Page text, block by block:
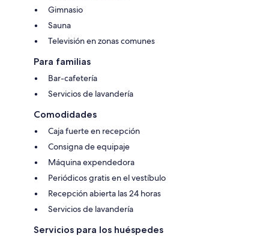
Gimnasio
Sauna
Televisión en zonas comunes
Para familias
Bar-cafetería
Servicios de lavandería
Comodidades
Caja fuerte en recepción
Consigna de equipaje
Máquina expendedora
Periódicos gratis en el vestíbulo
Recepción abierta las 24 horas
Servicios de lavandería
Servicios para los huéspedes